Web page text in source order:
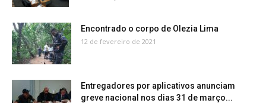
Encontrado o corpo de Olezia Lima
12 de fevereiro de 2021
Entregadores por aplicativos anunciam
greve nacional nos dias 31 de março...